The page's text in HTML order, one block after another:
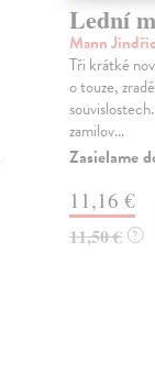
Lední
Mann
Tři krátké
o touze,
zamilov...
Zasielame
11,16 €
11,50 € ?